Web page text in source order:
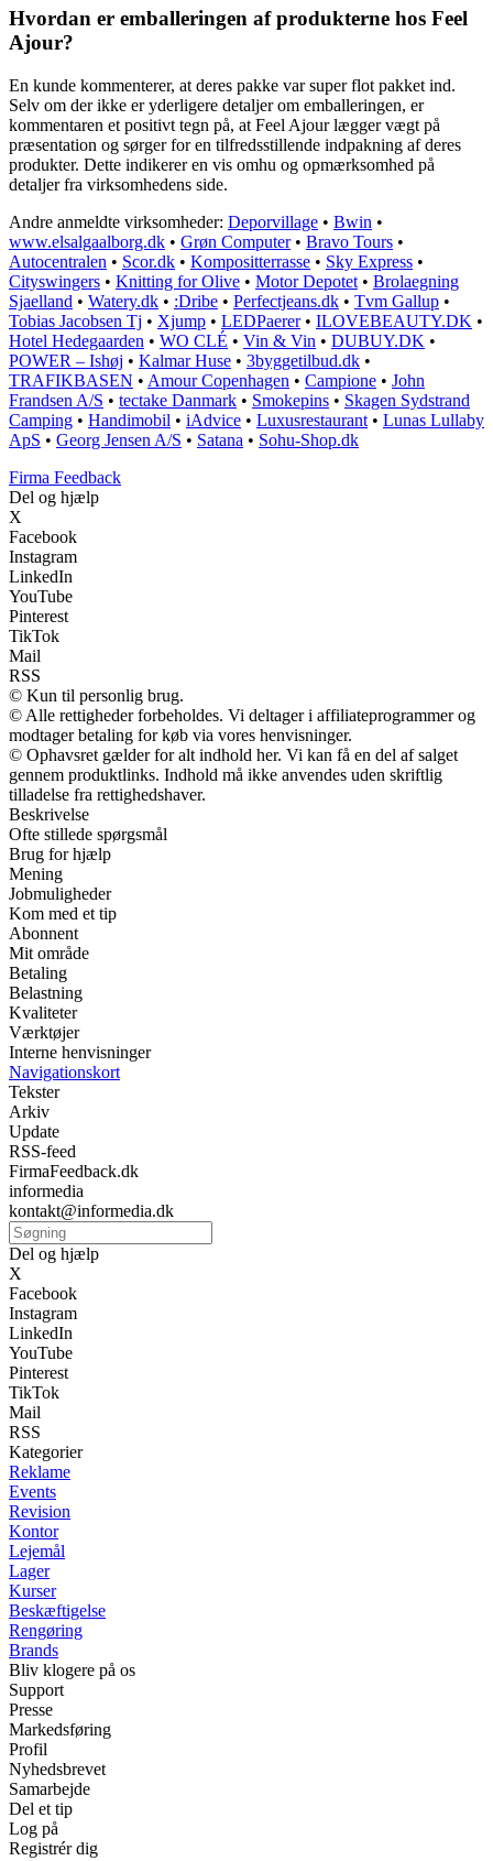
Hvordan er emballeringen af produkterne hos Feel
Ajour?
En kunde kommenterer, at deres pakke var super flot pakket ind.
Selv om der ikke er yderligere detaljer om emballeringen, er
kommentaren et positivt tegn på, at Feel Ajour lægger vægt på
præsentation og sørger for en tilfredsstillende indpakning af deres
produkter. Dette indikerer en vis omhu og opmærksomhed på
detaljer fra virksomhedens side.
Andre anmeldte virksomheder: Deporvillage • Bwin •
www.elsalgaalborg.dk • Grøn Computer• Bravo Tours •
Autocentralen • Scor.dk • Kompositterrasse • Sky Express •
Cityswingers • Knitting for Olive • Motor Depotet • Brolaegning
Sjaelland • Watery.dk • :Dribe • Perfectjeans.dk • Tvm Gallup •
Tobias Jacobsen Tj • Xjump • LEDPaerer• ILOVEBEAUTY.DK •
Hotel Hedegaarden • WO CLÉ • Vin & Vin • DUBUY.DK •
POWER – Ishøj • Kalmar Huse • 3byggetilbud.dk •
TRAFIKBASEN • Amour Copenhagen • Campione • John
Frandsen A/S • tectake Danmark • Smokepins • Skagen Sydstrand
Camping • Handimobil • iAdvice • Luxusrestaurant • Lunas Lullaby
ApS • Georg Jensen A/S • Satana • Sohu-Shop.dk
Firma Feedback
Del og hjælp
X
Facebook
Instagram
LinkedIn
YouTube
Pinterest
TikTok
Mail
RSS
© Kun til personlig brug.
© Alle rettigheder forbeholdes. Vi deltager i affiliateprogrammer og
modtager betaling for køb via vores henvisninger.
© Ophavsret gælder for alt indhold her. Vi kan få en del af salget
gennem produktlinks. Indhold må ikke anvendes uden skriftlig
tilladelse fra rettighedshaver.
Beskrivelse
Ofte stillede spørgsmål
Brug for hjælp
Mening
Jobmuligheder
Kom med et tip
Abonnent
Mit område
Betaling
Belastning
Kvaliteter
Værktøjer
Interne henvisninger
Navigationskort
Tekster
Arkiv
Update
RSS-feed
FirmaFeedback.dk
informedia
kontakt@informedia.dk
Del og hjælp
X
Facebook
Instagram
LinkedIn
YouTube
Pinterest
TikTok
Mail
RSS
Kategorier
Reklame
Events
Revision
Kontor
Lejemål
Lager
Kurser
Beskæftigelse
Rengøring
Brands
Bliv klogere på os
Support
Presse
Markedsføring
Profil
Nyhedsbrevet
Samarbejde
Del et tip
Log på
Registrér dig